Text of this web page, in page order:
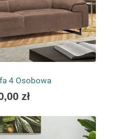
4 Osobowa
zł